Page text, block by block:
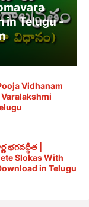
in Telugu -
Vidhanam
భగవద్గీత |
Slokas With
in Telugu